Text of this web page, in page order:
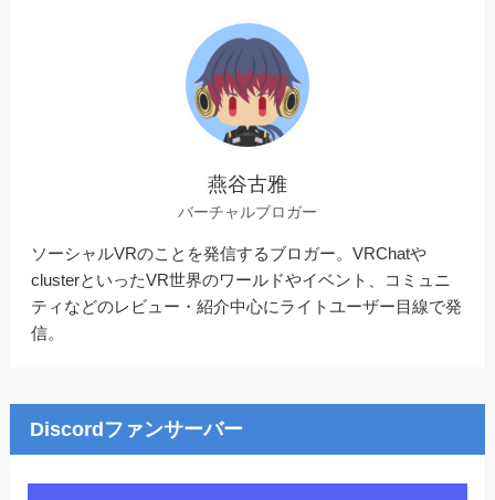
燕谷古雅
バーチャルブロガー
ソーシャルVRのことを発信するブロガー。VRChatや
clusterといったVR世界のワールドやイベント、コミュニ
ティなどのレビュー・紹介中心にライトユーザー目線で発
信。
Discordファンサーバー